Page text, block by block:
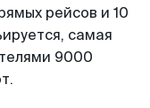
рейсов и 10
самая
9000